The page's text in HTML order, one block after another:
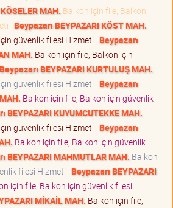
MAH. Balkon için file, Balkon
Beypazarı BEYPAZARI KÖST MAH.
güvenlik filesi Hizmeti Beypazarı
MAH. Balkon için file, Balkon için
Beypazarı BEYPAZARI KURTULUŞ MAH.
güvenlik filesi Hizmeti Beypazarı
Balkon için file, Balkon için güvenlik
BEYPAZARI KUYUMCUTEKKE MAH.
güvenlik filesi Hizmeti Beypazarı
Balkon için file, Balkon için güvenlik
BEYPAZARI MAHMUTLAR MAH. Balkon
filesi Hizmeti Beypazarı BEYPAZARI
için file, Balkon için güvenlik filesi
MİKAİL MAH. Balkon için file,